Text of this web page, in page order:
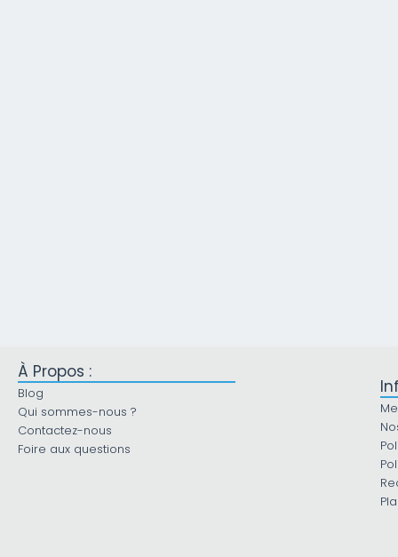
À Propos :
Blog
Qui sommes-nous ?
Contactez-nous
Foire aux questions